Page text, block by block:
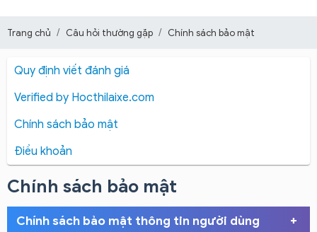
Trang chủ Câu hỏi thường gặp Chính sách bảo mật
Quy định viết đánh giá
Verified by Hocthilaixe.com
Chính sách bảo mật
Điều khoản
Chính sách bảo mật
Chính sách bảo mật thông tin người dùng +